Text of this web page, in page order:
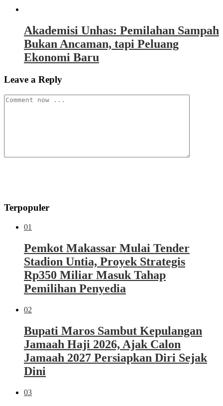
Akademisi Unhas: Pemilahan Sampah
Bukan Ancaman, tapi Peluang
Ekonomi Baru
Leave a Reply
Terpopuler
01
Pemkot Makassar Mulai Tender
Stadion Untia, Proyek Strategis
Rp350 Miliar Masuk Tahap
Pemilihan Penyedia
02
Bupati Maros Sambut Kepulangan
Jamaah Haji 2026, Ajak Calon
Jamaah 2027 Persiapkan Diri Sejak
Dini
03